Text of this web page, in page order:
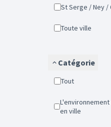
St Serge / Ney
Toute ville
Catégorie
Tout
L'environnement et la nature
en ville